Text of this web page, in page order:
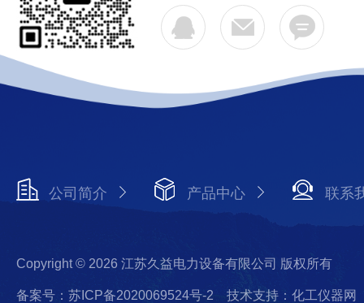
公司简介 产品中心 联系
Copyright © 2026 江苏久益电力设备有限公司 版权所有
备案号：苏ICP备2020069524号-2
技术支持：化工仪器网